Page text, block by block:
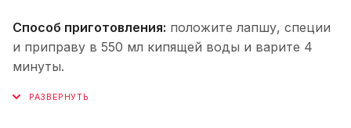
Способ приготовления: положите лапшу, специи
и приправу в 550 мл кипящей воды и варите 4
минуты.